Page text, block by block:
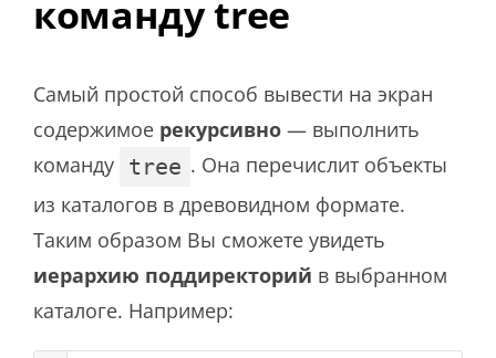
команду tree
Самый простой способ вывести на экран
содержимое рекурсивно — выполнить
команду tree . Она перечислит объекты
из каталогов в древовидном формате.
Таким образом Вы сможете увидеть
иерархию поддиректорий в выбранном
каталоге. Например: